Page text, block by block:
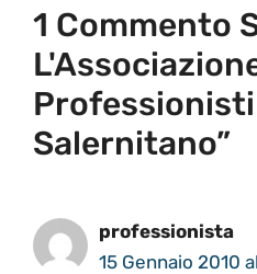
1 Commento
Professionisti
Salernitano”
professionista
15 Gennaio 2010